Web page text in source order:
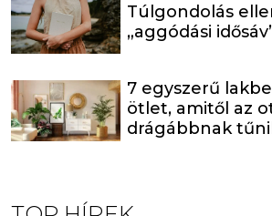
Túlgondolás
„aggódási
7 egyszerű
ötlet, amitől az
drágábbnak